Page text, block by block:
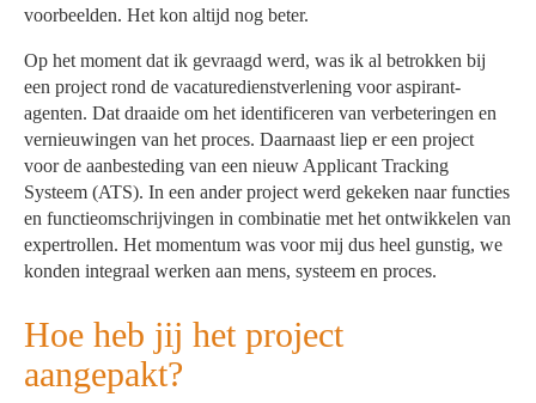
voorbeelden. Het kon altijd nog beter.
Op het moment dat ik gevraagd werd, was ik al betrokken bij
een project rond de vacaturedienstverlening voor aspirant-
agenten. Dat draaide om het identificeren van verbeteringen en
vernieuwingen van het proces. Daarnaast liep er een project
voor de aanbesteding van een nieuw Applicant Tracking
Systeem (ATS). In een ander project werd gekeken naar functies
en functieomschrijvingen in combinatie met het ontwikkelen van
expertrollen. Het momentum was voor mij dus heel gunstig, we
konden integraal werken aan mens, systeem en proces.
Hoe heb jij het project
aangepakt?